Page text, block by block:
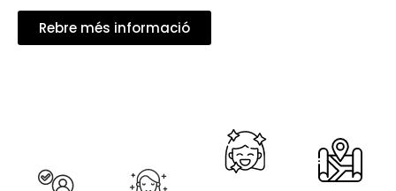
Rebre més informació